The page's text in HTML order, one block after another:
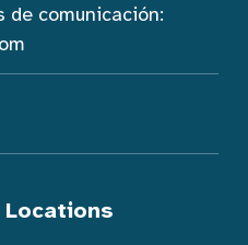
de comunicación: